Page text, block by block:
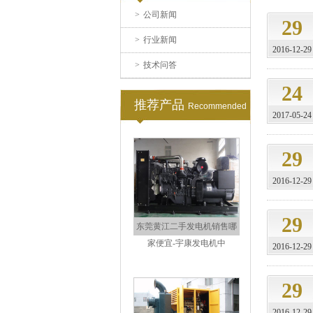
> 公司新闻
> 行业新闻
> 技术问答
推荐产品 Recommended
进口康明斯柴油发电机耗材
东莞黄江二手发电机销售哪
家便宜-宇康发电机中
29
2016-12-29
24
2017-05-24
29
2016-12-29
29
2016-12-29
29